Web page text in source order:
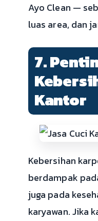
Ayo Clean —
luas area, dan
7.
Kantor
Kebersihan
berdampak
juga pada
karyawan. Jika